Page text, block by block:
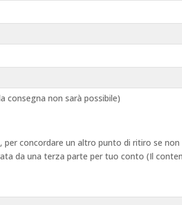
consegna non sarà possibile)
concordare un altro punto di ritiro se
da una terza parte per tuo conto (Il